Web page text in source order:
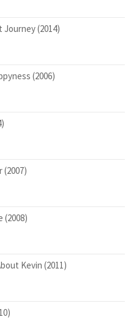
(2014)
(2006)
(2007)
(2008)
Kevin (2011)